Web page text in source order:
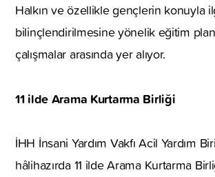
Halkın ve özellikle gençlerin konuyla
bilinçlendirilmesine yönelik eğitim
çalışmalar arasında yer alıyor.
11 ilde Arama Kurtarma Birliği
İHH İnsani Yardım Vakfı Acil Yardım
hâlihazırda 11 ilde Arama Kurtarma